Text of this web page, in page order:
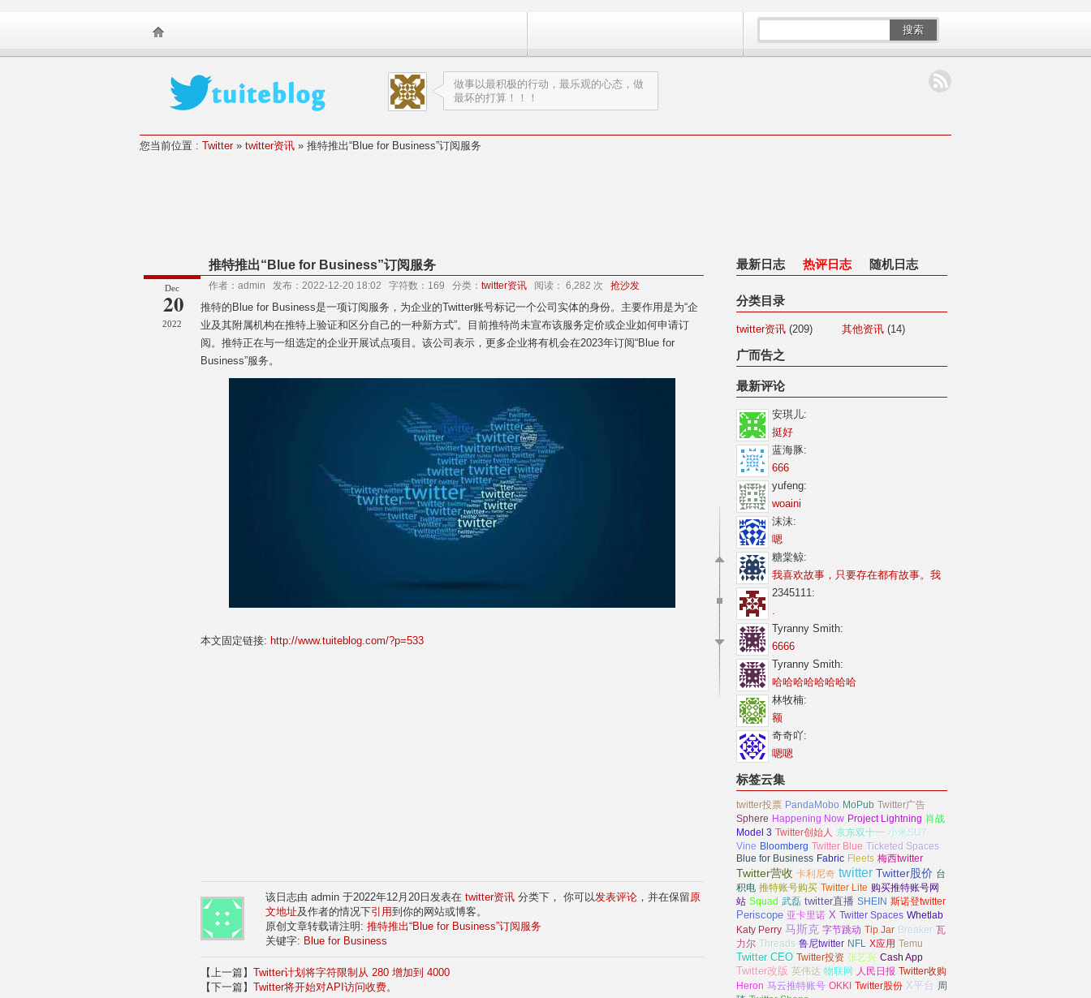
搜索
做事以最积极的行动，最乐观的心态，做
最坏的打算！！！
您当前位置 : Twitter» twitter资讯 » 推特推出“Blue for Business”订阅服务
Dec
20
2022
推特推出“Blue for Business”订阅服务
作者：admin 发布：2022-12-20 18:02 字符数：169 分类： twitter资讯 阅读： 6,282 次 抢沙发
推特的Blue for Business是一项订阅服务，为企业的Twitter账号标记一个公司实体的身份。主要作用是为“企
业及其附属机构在推特上验证和区分自己的一种新方式”。目前推特尚未宣布该服务定价或企业如何申请订
阅。推特正在与一组选定的企业开展试点项目。该公司表示，更多企业将有机会在2023年订阅“Blue for
Business”服务。
本文固定链接: http://www.tuiteblog.com/?p=533
该日志由 admin 于2022年12月20日发表在 twitter资讯 分类下， 你可以发表评论 ，并在保留原
文地址及作者的情况下引用到你的网站或博客。
原创文章转载请注明: 推特推出“Blue for Business”订阅服务
关键字: Blue for Business
【上一篇】 Twitter计划将字符限制从 280 增加到 4000
【下一篇】 Twitter将开始对API访问收费。
最新日志 热评日志 随机日志
分类目录
twitter资讯 (209) 其他资讯 (14)
广而告之
最新评论
安琪儿:
挺好
蓝海豚:
666
yufeng:
woaini
沫沫:
嗯
糖棠鲸:
我喜欢故事，只要存在都有故事。我
2345111:
.
Tyranny Smith:
6666
Tyranny Smith:
哈哈哈哈哈哈哈哈
林牧楠:
额
奇奇吖:
嗯嗯
标签云集
twitter投票 PandaMobo MoPub Twitter广告
Sphere Happening Now Project Lightning 肖战
Model 3 Twitter创始人 京东双十一 小米SU7
Vine Bloomberg Twitter Blue Ticketed Spaces
Blue for Business Fabric Fleets 梅西twitter
Twitter营收 卡利尼奇 twitter Twitter股价 台
积电 推特账号购买 Twitter Lite 购买推特账号网
站 Squad 武磊 twitter直播 SHEIN 斯诺登twitter
Periscope 亚卡里诺 X Twitter Spaces Whetlab
Katy Perry 马斯克 字节跳动 Tip Jar Breaker 瓦
力尔 Threads 鲁尼twitter NFL X应用 Temu
Twitter CEO Twitter投资 张艺兴 Cash App
Twitter改版 英伟达 物联网 人民日报 Twitter收购
Heron 马云推特账号 OKKI Twitter股份 X平台 周